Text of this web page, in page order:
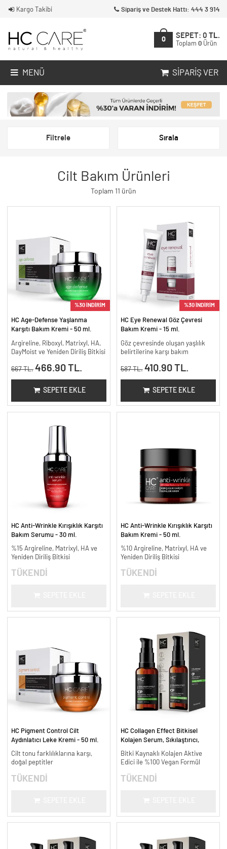
Kargo Takibi Sipariş ve Destek Hattı: 444 3 914
0
SEPET: 0 TL.
Toplam 0 Ürün
MENÜ SIPARIŞ VER
Filtrele Sırala
Cilt Bakım Ürünleri
Toplam 11 ürün
%30 İNDİRİM
HC Age-Defense Yaşlanma
Karşıtı Bakım Kremi - 50 ml.
Argireline, Riboxyl, Matrixyl, HA,
DayMoist ve Yeniden Diriliş Bitkisi
667 TL. 466.90 TL.
SEPETE EKLE
%30 İNDİRİM
HC Eye Renewal Göz Çevresi
Bakım Kremi - 15 ml.
Göz çevresinde oluşan yaşlılık
belirtilerine karşı bakım
587 TL. 410.90 TL.
SEPETE EKLE
HC Anti-Wrinkle Kırışıklık Karşıtı
Bakım Serumu - 30 ml.
%15 Argireline, Matrixyl, HA ve
Yeniden Diriliş Bitkisi
TÜKENDİ
HC Anti-Wrinkle Kırışıklık Karşıtı
Bakım Kremi - 50 ml.
%10 Argireline, Matrixyl, HA ve
Yeniden Diriliş Bitkisi
TÜKENDİ
HC Pigment Control Cilt
Aydınlatıcı Leke Kremi - 50 ml.
Cilt tonu farklılıklarına karşı,
doğal peptitler
TÜKENDİ
HC Collagen Effect Bitkisel
Kolajen Serum, Sıkılaştırıcı,
Bitki Kaynaklı Kolajen Aktive
Edici ile %100 Vegan Formül
TÜKENDİ